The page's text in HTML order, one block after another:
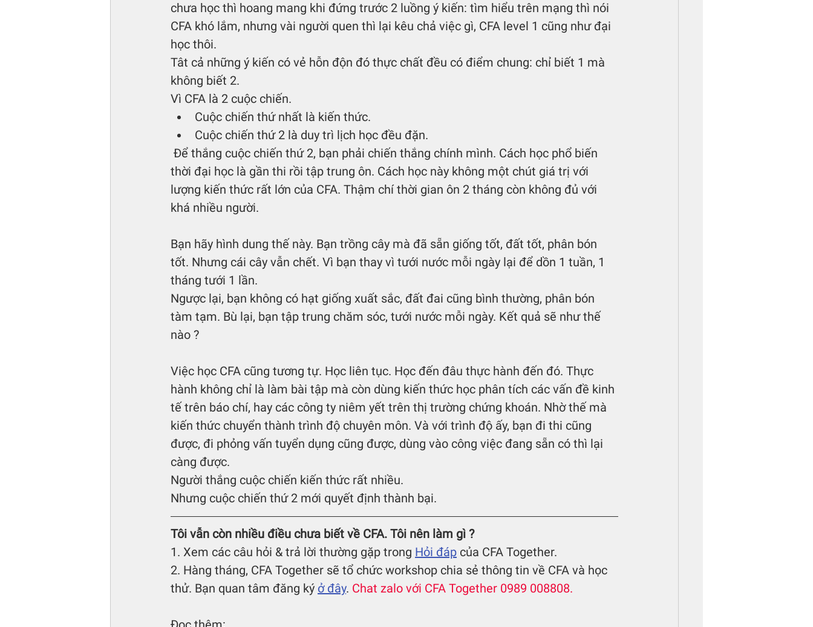
chưa học thì hoang mang khi đứng trước 2 luồng ý kiến: tìm hiểu trên mạng thì nói
CFA khó lắm, nhưng vài người quen thì lại kêu chả việc gì, CFA level 1 cũng như đại
học thôi.
Tât cả những ý kiến có vẻ hỗn độn đó thực chất đều có điểm chung: chỉ biết 1 mà
không biết 2.
Vì CFA là 2 cuộc chiến.
Cuộc chiến thứ nhất là kiến thức.
Cuộc chiến thứ 2 là duy trì lịch học đều đặn.
thời đại học là gần thi rồi tập trung ôn. Cách học này không một chút giá trị với
lượng kiến thức rất lớn của CFA. Thậm chí thời gian ôn 2 tháng còn không đủ với
khá nhiều người.
Bạn hãy hình dung thế này. Bạn trồng cây mà đã sẵn giống tốt, đất tốt, phân bón
tốt. Nhưng cái cây vẫn chết. Vì bạn thay vì tưới nước mỗi ngày lại để dồn 1 tuần, 1
tháng tưới 1 lần.
Ngược lại, bạn không có hạt giống xuất sắc, đất đai cũng bình thường, phân bón
tàm tạm. Bù lại, bạn tập trung chăm sóc, tưới nước mỗi ngày. Kết quả sẽ như thế
nào ?
Việc học CFA cũng tương tự. Học liên tục. Học đến đâu thực hành đến đó. Thực
hành không chỉ là làm bài tập mà còn dùng kiến thức học phân tích các vấn đề kinh
tế trên báo chí, hay các công ty niêm yết trên thị trường chứng khoán. Nhờ thế mà
kiến thức chuyển thành trình độ chuyên môn. Và với trình độ ấy, bạn đi thi cũng
được, đi phỏng vấn tuyển dụng cũng được, dùng vào công việc đang sẵn có thì lại
càng được.
Người thắng cuộc chiến kiến thức rất nhiều.
Nhưng cuộc chiến thứ 2 mới quyết định thành bại.
Tôi vẫn còn nhiều điều chưa biết về CFA. Tôi nên làm gì ?
1. Xem các câu hỏi & trả lời thường gặp trong Hỏi đáp của CFA Together.
2. Hàng tháng, CFA Together sẽ tổ chức workshop chia sẻ thông tin về CFA và học
thử. Bạn quan tâm đăng ký ở đây. Chat zalo với CFA Together 0989 008808.